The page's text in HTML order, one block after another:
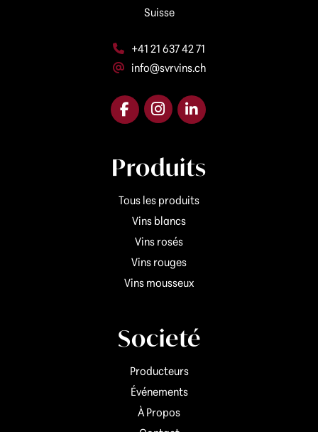
Suisse
+41 21 637 42 71
info@svrvins.ch
Produits
Tous les produits
Vins blancs
Vins rosés
Vins rouges
Vins mousseux
Societé
Producteurs
Événements
À Propos